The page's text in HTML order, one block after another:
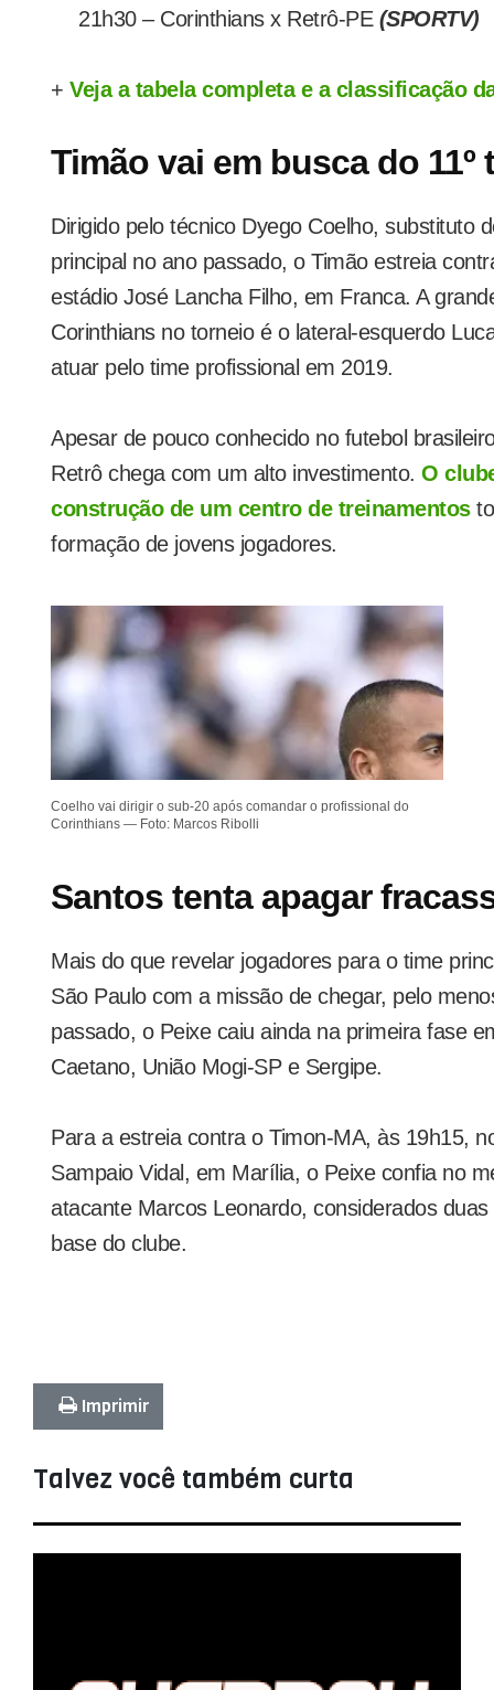
21h30 – Corinthians x Retrô-PE (SPORTV)
+ Veja a tabela completa e a classificação
Timão vai em busca do 11º
Dirigido pelo técnico Dyego Coelho, substituto
principal no ano passado, o Timão estreia
estádio José Lancha Filho, em Franca. A
Corinthians no torneio é o lateral-esquerdo
atuar pelo time profissional em 2019.
Apesar de pouco conhecido no futebol
Retrô chega com um alto investimento. O
construção de um centro de treinamentos
formação de jovens jogadores.
Coelho vai dirigir o sub-20 após comandar o profissional do
Corinthians — Foto: Marcos Ribolli
Santos tenta apagar
Mais do que revelar jogadores para o time
São Paulo com a missão de chegar, pelo
passado, o Peixe caiu ainda na primeira fase
Caetano, União Mogi-SP e Sergipe.
Para a estreia contra o Timon-MA, às 19h15,
Sampaio Vidal, em Marília, o Peixe confia no
atacante Marcos Leonardo, considerados
base do clube.
Imprimir
Talvez você também curta